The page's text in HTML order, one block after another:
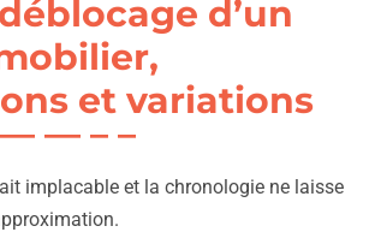
d’un
et variations
implacable et la chronologie ne laisse